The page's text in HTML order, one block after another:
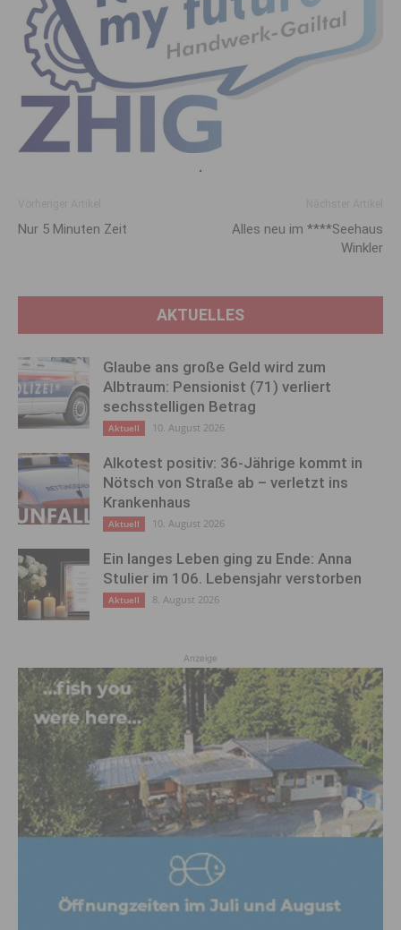
.
Nur 5 Minuten Zeit
Alles neu im ****Seehaus
Winkler
AKTUELLES
Glaube ans große Geld wird zum
Albtraum: Pensionist (71) verliert
sechsstelligen Betrag
Aktuell 10. August 2026
Alkotest positiv: 36-Jährige kommt in
Nötsch von Straße ab – verletzt ins
Krankenhaus
Aktuell 10. August 2026
Ein langes Leben ging zu Ende: Anna
Stulier im 106. Lebensjahr verstorben
Aktuell 8. August 2026
Anzeige